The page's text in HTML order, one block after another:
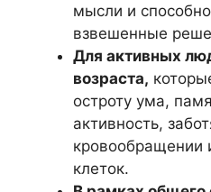
мысли и
взвешенные
Для активных
возраста,
остроту ума,
активность,
кровообращении
клеток.